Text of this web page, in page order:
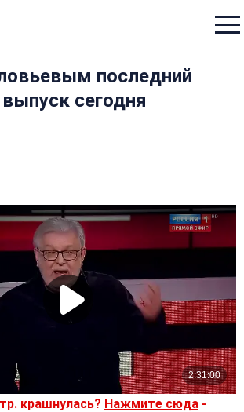
последний
сегодня
крашнулась? Нажмите сюда -